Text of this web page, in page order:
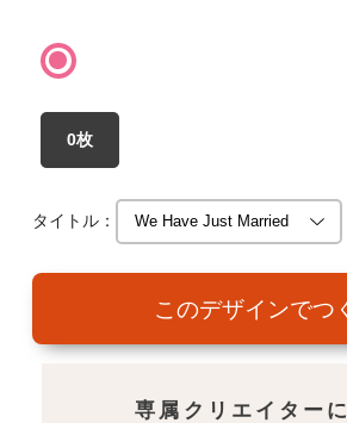
お問い合わせ
0枚
タイトル：
専属クリエイター